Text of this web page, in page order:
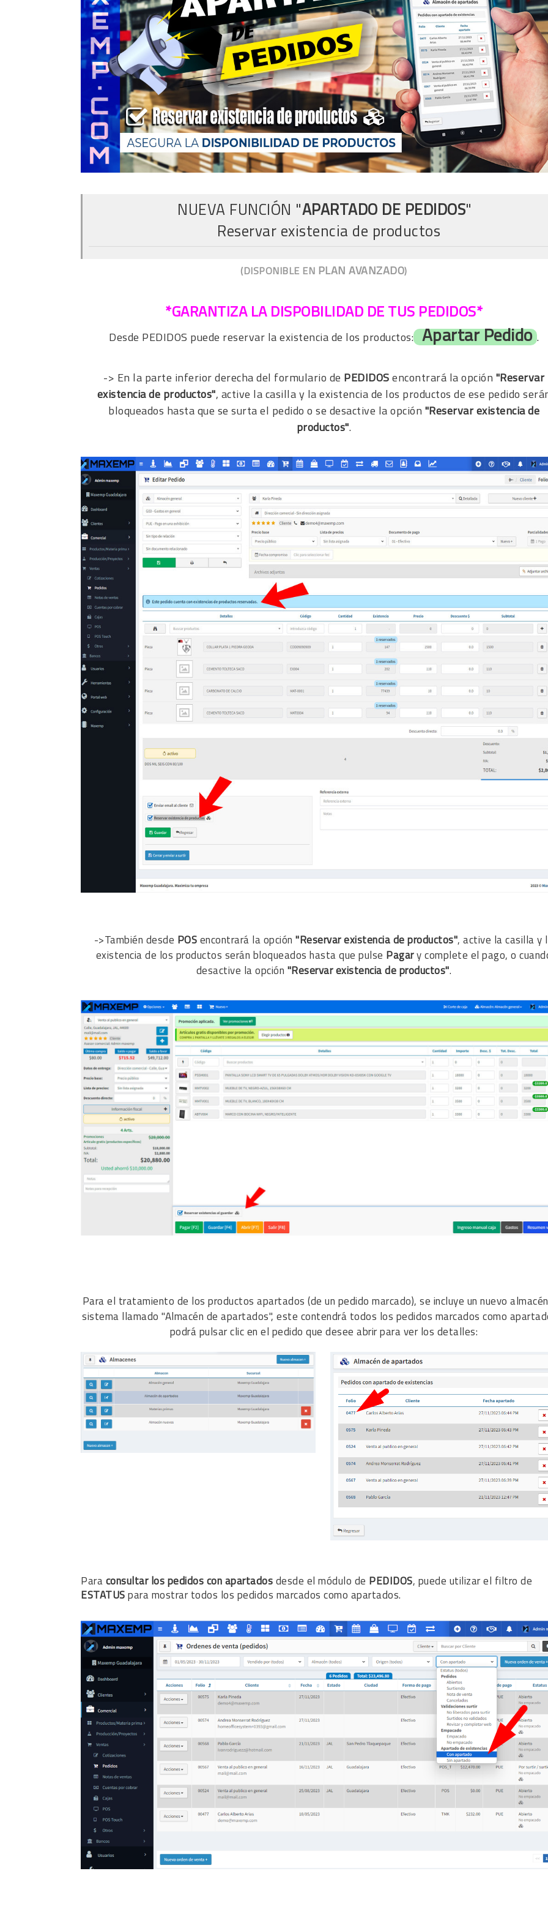
NUEVA FUNCIÓN "APARTADO DE PEDIDOS"
Reservar existencia de productos
(DISPONIBLE EN PLAN AVANZADO)
*GARANTIZA LA DISPOBILIDAD DE TUS PEDIDOS*
Desde PEDIDOS puede reservar la existencia de los productos: Apartar Pedido .
-> En la parte inferior derecha del formulario de PEDIDOSencontrará la opción "Reservar
existencia de productos", active la casilla y la existencia de los productos de ese pedido
bloqueados hasta que se surta el pedido o se desactive la opción "Reservar existencia de
productos".
->También desde POSencontrará la opción "Reservar existencia de productos", active la casilla y
existencia de los productos serán bloqueados hasta que pulse Pagary complete el pago, o
desactive la opción "Reservar existencia de productos".
Para el tratamiento de los productos apartados (de un pedido marcado), se incluye un nuevo
sistema llamado "Almacén de apartados", este contendrá todos los pedidos marcados como
podrá pulsar clic en el pedido que desee abrir para ver los detalles:
Paraconsultar los pedidos con apartadosdesde el módulo de PEDIDOS, puede utilizar el filtro de
ESTATUSpara mostrar todos los pedidos marcados como apartados.